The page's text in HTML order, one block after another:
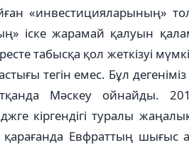
«ин­вес­тицияларының»
іске жарамай қалуын
табысқа қол жет­кізуі
тегін емес. Бұл
Мәскеу ойнайды.
кіргендігі туралы
Евфраттың шығыс